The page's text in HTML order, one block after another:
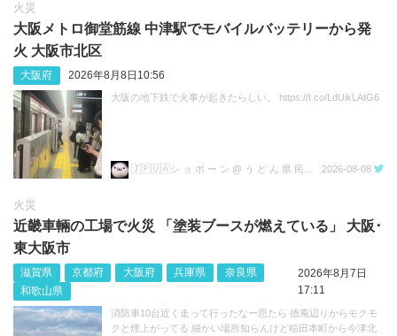
火災
大阪メトロ御堂筋線 中津駅でモバイルバッテリーから発
火 大阪市北区
大阪府 2026年8月8日10:56
大阪の地下鉄で火事が起きたらしい。 https://t.co/LdUikLAtG6
2026-08-08
火災
近畿車輛の工場で火災 「塗装ブースが燃えている」 大阪･
東大阪市
滋賀県 京都府 大阪府 兵庫県
奈良県
和歌山県
2026年8月7日
17:11
消防車10台近く走って行ったなー思たら 徳庵辺りからモクモ
クと煙上がってる 細かい場所知らんけど稲田本町から今津北